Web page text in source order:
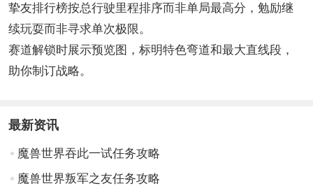
挚友排行榜按总行驶里程排序而非单局最高分，勉励继
续玩耍而非寻求单次极限。
赛道解锁时展示预览图，标明特色弯道和最大直线段，
助你制订战略。
最新资讯
魔兽世界吞此一试任务攻略
魔兽世界叛军之友任务攻略